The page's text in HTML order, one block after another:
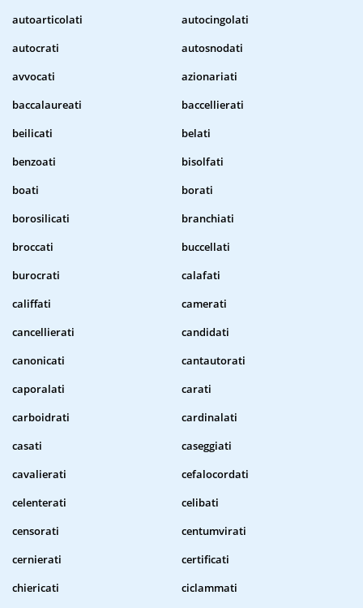
autoarticolati
autocingolati
autocrati
autosnodati
avvocati
azionariati
baccalaureati
baccellierati
beilicati
belati
benzoati
bisolfati
boati
borati
borosilicati
branchiati
broccati
buccellati
burocrati
calafati
califfati
camerati
cancellierati
candidati
canonicati
cantautorati
caporalati
carati
carboidrati
cardinalati
casati
caseggiati
cavalierati
cefalocordati
celenterati
celibati
censorati
centumvirati
cernierati
certificati
chiericati
ciclammati